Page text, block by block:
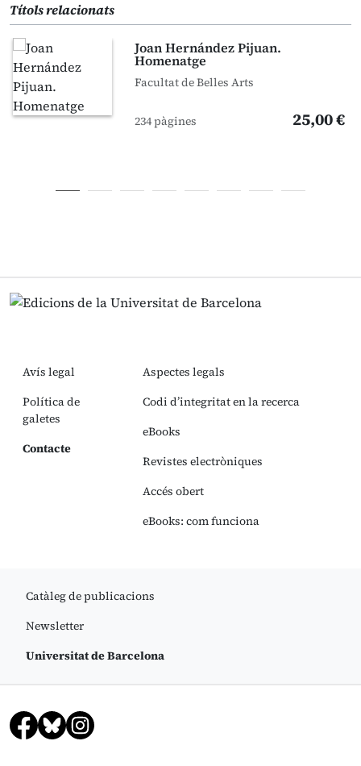
Títols relacionats
Joan Hernández Pijuan.
Homenatge
Facultat de Belles Arts
234 pàgines 25,00 €
Avís legal
Política de
galetes
Contacte
Aspectes legals
Codi d’integritat en la recerca
eBooks
Revistes electròniques
Accés obert
eBooks: com funciona
Catàleg de publicacions
Newsletter
Universitat de Barcelona